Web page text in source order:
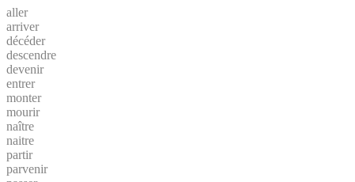
aller
arriver
décéder
descendre
devenir
entrer
monter
mourir
naître
naitre
partir
parvenir